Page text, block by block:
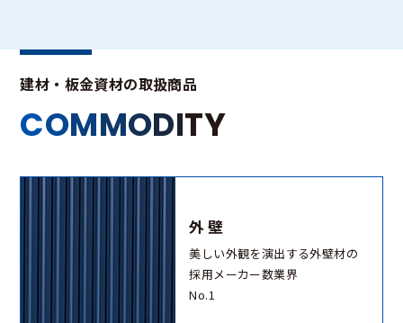
建材・板金資材の取扱商品
COMMODITY
外壁
美しい外観を演出する外壁材の
採用メーカー数業界
No.1